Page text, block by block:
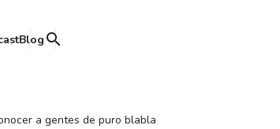
Blog search
a gentes de puro blabla